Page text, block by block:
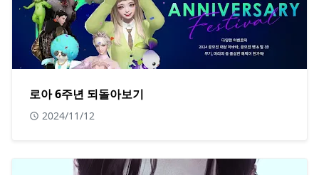
로아 6주년 되돌아보기
2024/11/12